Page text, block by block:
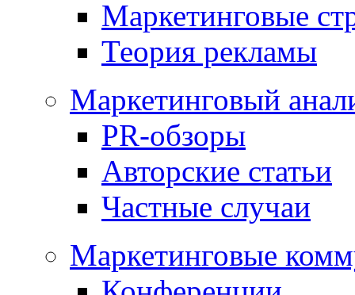
Маркетинговые
Теория рекламы
Маркетинговый
PR-обзоры
Авторские статьи
Частные случаи
Маркетинговые